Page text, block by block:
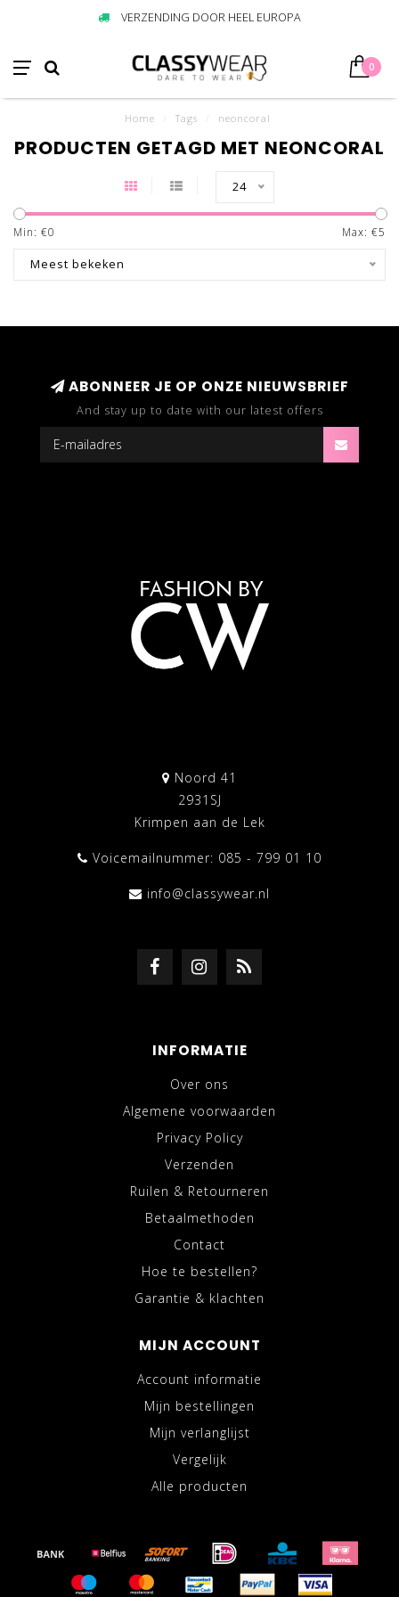
VERZENDING DOOR HEEL EUROPA
0
Home Tags neoncoral
PRODUCTEN GETAGD MET NEONCORAL
24
Min: €0 Max: €5
Meest bekeken
ABONNEER JE OP ONZE NIEUWSBRIEF
And stay up to date with our latest offers
Noord 41
2931SJ
Krimpen aan de Lek
Voicemailnummer: 085 - 799 01 10
info@classywear.nl
INFORMATIE
Over ons
Algemene voorwaarden
Privacy Policy
Verzenden
Ruilen & Retourneren
Betaalmethoden
Contact
Hoe te bestellen?
Garantie & klachten
MIJN ACCOUNT
Account informatie
Mijn bestellingen
Mijn verlanglijst
Vergelijk
Alle producten